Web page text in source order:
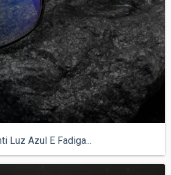
Luz Azul E Fadiga...